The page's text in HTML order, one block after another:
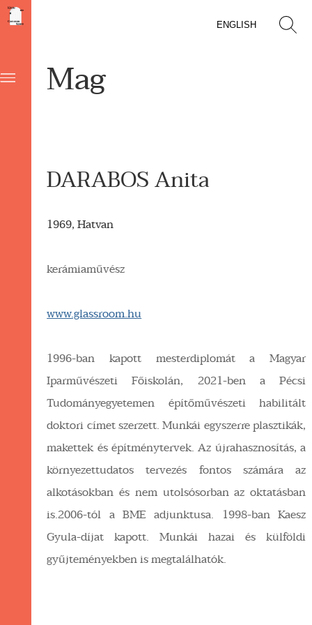
ENGLISH
Mag
DARABOS Anita
1969, Hatvan
kerámiaművész
www.glassroom.hu
1996-ban kapott mesterdiplomát a Magyar
Iparművészeti Főiskolán, 2021-ben a Pécsi
Tudományegyetemen építőművészeti habilitált
doktori címet szerzett. Munkái egyszerre plasztikák,
makettek és építménytervek. Az újrahasznosítás, a
környezettudatos tervezés fontos számára az
alkotásokban és nem utolsósorban az oktatásban
is.2006-tól a BME adjunktusa. 1998-ban Kaesz
Gyula-díjat kapott. Munkái hazai és külföldi
gyűjteményekben is megtalálhatók.